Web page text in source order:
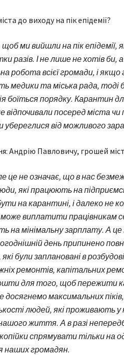
до виходу на пік епідемії?
ми вийшли на пік епідемії,
разів. І не лише не хотів би,
робота всієї громади, і
медики та міська рада, тоді
боїться порядку. Карантин
посеред міста чи
від можливого
Андрію Павловичу, грошей
це не означає, що в нас
які працюють на
на карантині, і далеко не
виплатити працівникам
на мінімальну зарплату. А це
день припинено
були заплановані в
ремонтів, капітальних
для того, щоб пережити
досягнемо максимальних
людей, які проживають
життя. А в разі
спрямувати тільки на
наших громадян.